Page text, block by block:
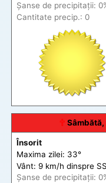
Șanse de precipitații:
Cantitate precip.: 0
🕆
Însorit
Maxima zilei: 33°
Vânt: 9 km/h dinspre
Șanse de precipitații: